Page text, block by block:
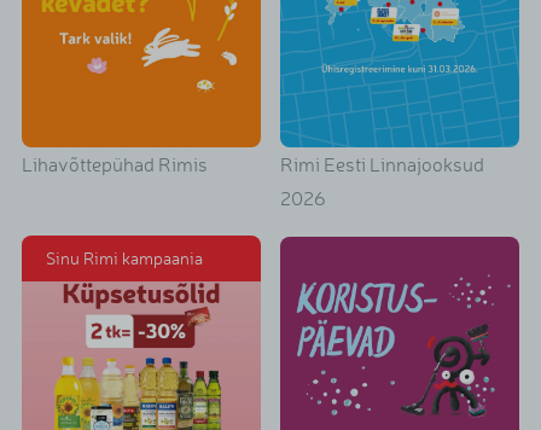
Lihavõttepühad Rimis
Rimi Eesti Linnajooksud
2026
Sinu Rimi kampaania